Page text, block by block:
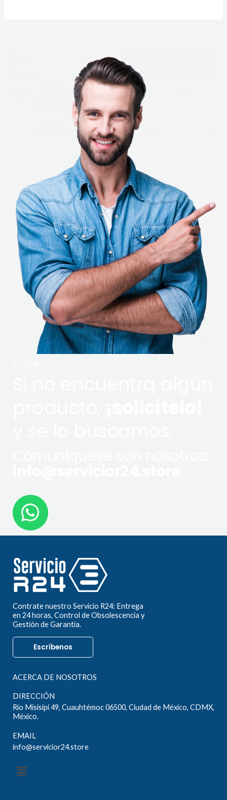
Contrate nuestro Servicio R24: Entrega
en 24 horas, Control de Obsolescencia y
Gestión de Garantía.
Escríbenos
ACERCA DE NOSOTROS
DIRECCIÓN
Rio Misisipi 49, Cuauhtémoc 06500, Ciudad de México, CDMX,
México.
EMAIL
info@servicior24.store
Menú